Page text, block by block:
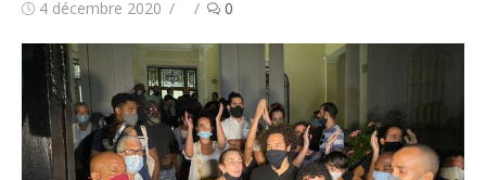
Publié4 décembre 2020 Auteur/autrice
0